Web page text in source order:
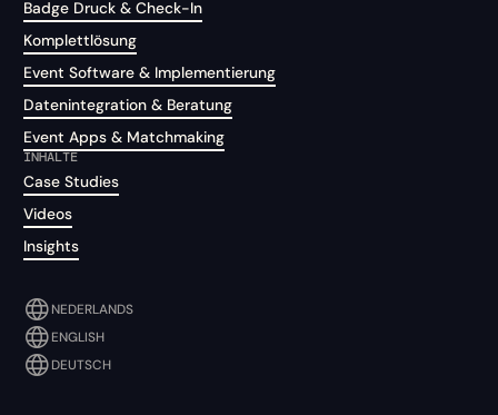
Badge Druck & Check-In
Komplettlösung
Event Software & Implementierung
Datenintegration & Beratung
Event Apps & Matchmaking
INHALTE
Case Studies
Videos
Insights
NEDERLANDS
ENGLISH
DEUTSCH